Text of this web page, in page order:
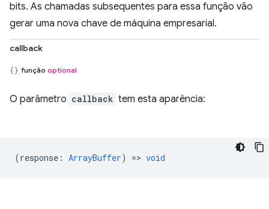
bits. As chamadas subsequentes para essa função vão
gerar uma nova chave de máquina empresarial.
callback
função optional
O parâmetro callback tem esta aparência:
(response : ArrayBuffer) => void